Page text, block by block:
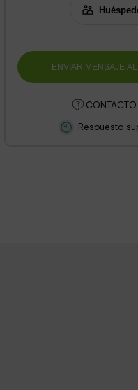
CONTACTO
Respuesta